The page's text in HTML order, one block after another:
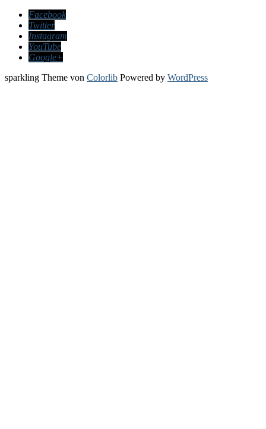
Facebook
Twitter
Instagram
YouTube
Google+
sparkling Theme von Colorlib Powered by WordPress